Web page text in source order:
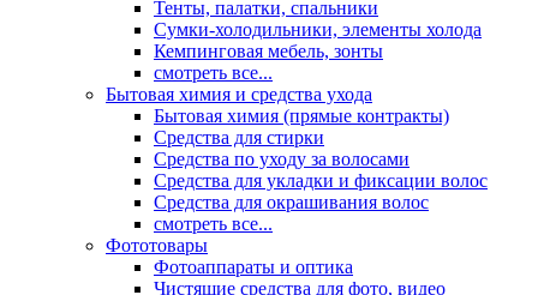
Тенты, палатки, спальники
Сумки-холодильники, элементы холода
Кемпинговая мебель, зонты
смотреть все...
Бытовая химия и средства ухода
Бытовая химия (прямые контракты)
Средства для стирки
Средства по уходу за волосами
Средства для укладки и фиксации волос
Средства для окрашивания волос
смотреть все...
Фототовары
Фотоаппараты и оптика
Чистящие средства для фото, видео